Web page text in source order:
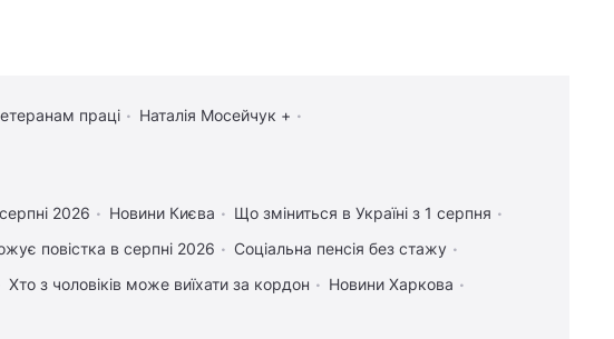
праці
Наталія Мосейчук +
2026 Новини Києва
Що зміниться в Україні з 1 серпня
повістка в серпні 2026
Соціальна пенсія без стажу
Хто з чоловіків може виїхати за кордон
Новини Харкова